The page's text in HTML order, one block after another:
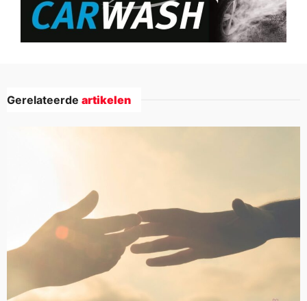
Gerelateerde artikelen